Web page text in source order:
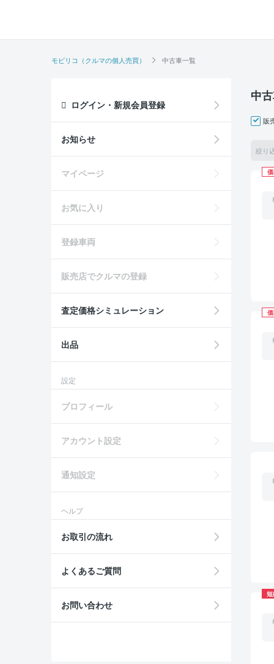
モビリコ（クルマの個人売買） 中古車一覧
中
販
絞り
ログイン・新規会員登録
お知らせ
マイページ
お気に入り
登録車両
販売店でクルマの登録
査定価格シミュレーション
出品
設定
プロフィール
アカウント設定
通知設定
ヘルプ
お取引の流れ
よくあるご質問
お問い合わせ